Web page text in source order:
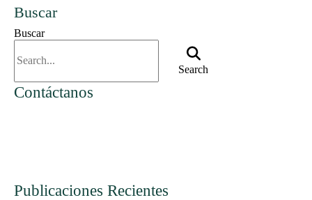
Buscar
Buscar
Search
Contáctanos
Publicaciones Recientes